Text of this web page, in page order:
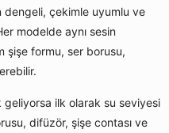
dengeli, çekimle uyumlu ve
modelde aynı sesin
şişe formu, ser borusu,
ilk olarak su seviyesi
difüzör, şişe contası ve